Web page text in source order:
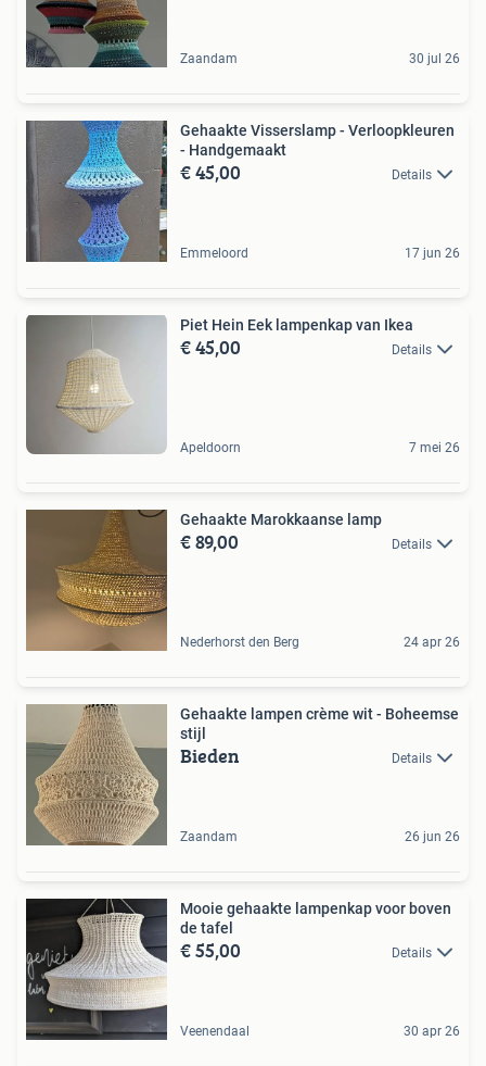
Zaandam 30 jul 26
Gehaakte Visserslamp - Verloopkleuren
- Handgemaakt
€ 45,00 Details
Emmeloord 17 jun 26
Piet Hein Eek lampenkap van Ikea
€ 45,00 Details
Apeldoorn 7 mei 26
Gehaakte Marokkaanse lamp
€ 89,00 Details
Nederhorst den Berg 24 apr 26
Gehaakte lampen crème wit - Boheemse
stijl
Bieden Details
Zaandam 26 jun 26
Mooie gehaakte lampenkap voor boven
de tafel
€ 55,00 Details
Veenendaal 30 apr 26